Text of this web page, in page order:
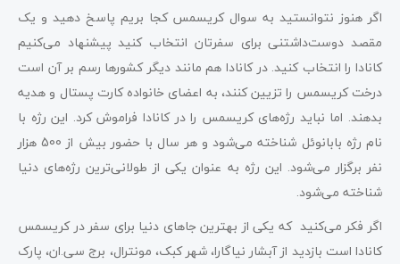
اگر هنوز نتوانستید به سوال کریسمس کجا بریم پاسخ دهید و یک
مقصد دوست‌داشتنی برای سفرتان انتخاب کنید پیشنهاد می‌کنیم
کانادا را انتخاب کنید. در کانادا هم مانند دیگر کشورها رسم بر آن است
درخت کریسمس را تزیین کنند، به اعضای خانواده کارت پستال و هدیه
بدهند. اما نباید رژه‌های کریسمس را در کانادا فراموش کرد. این رژه با
نام رژه بابانوئل شناخته می‌شود و هر سال با حضور بیش از 500 هزار
نفر برگزار می‌شود. این رژه به عنوان یکی از طولانی‌ترین رژه‌های دنیا
شناخته می‌شود.
اگر فکر می‌کنید که یکی از بهترین جاهای دنیا برای سفر در کریسمس
کانادا است بازدید از آبشار نیاگارا، شهر کبک، مونترال، برج سی.ان، پارک